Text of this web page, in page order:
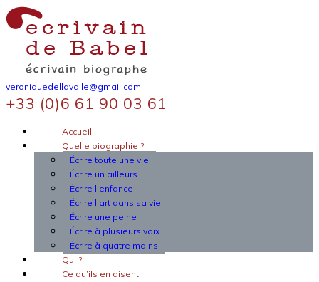
veroniquedellavalle@gmail.com
+33 (0)6 61 90 03 61
Accueil
Quelle biographie ?
Écrire toute une vie
Écrire un ailleurs
Écrire l’enfance
Écrire l’art dans sa vie
Écrire une peine
Écrire à plusieurs voix
Écrire à quatre mains
Qui ?
Ce qu’ils en disent